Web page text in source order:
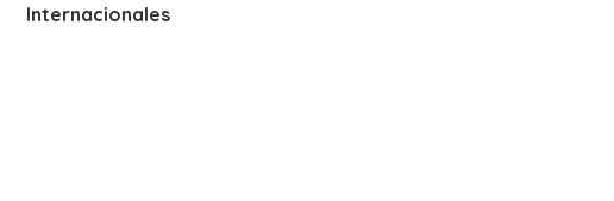
Internacionales